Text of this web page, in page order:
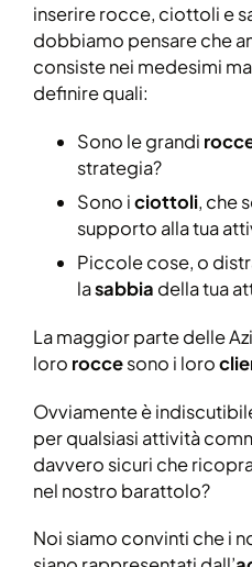
inserire rocce, ciottoli e
dobbiamo pensare che
consiste nei medesimi
definire quali:
Sono le grandi
strategia?
Sono iciottoli, che
supporto alla tua
Piccole cose, o
lasabbia della tua
La maggior parte delle
loro roccesono i loro
Ovviamente è
per qualsiasi attività
davvero sicuri che
nel nostro barattolo?
Noi siamo convinti che i